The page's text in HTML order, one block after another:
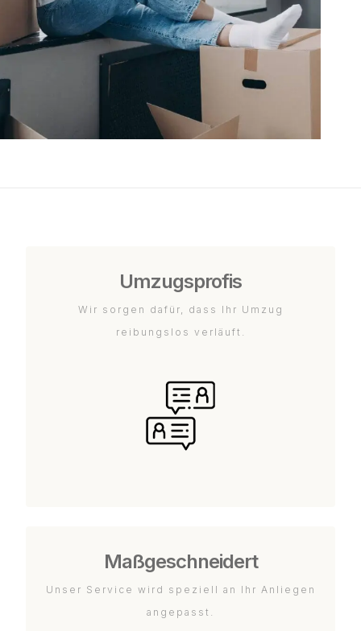
Umzugsprofis
Wir sorgen dafür, dass Ihr Umzug
reibungslos verläuft.
Maßgeschneidert
Unser Service wird speziell an Ihr Anliegen
angepasst.